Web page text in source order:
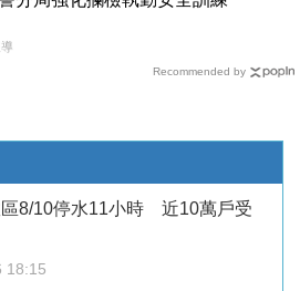
Recommended by
8/10停水11小時 近10萬戶受
18:15